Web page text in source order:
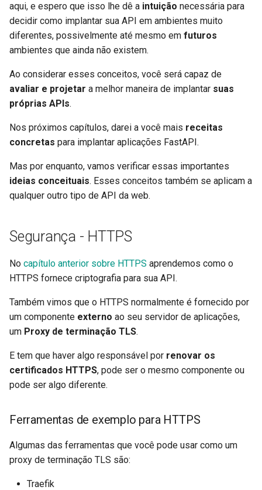
Modelos de Parâmetros do
Cabeçalho
Modelo de resposta - Tipo de
Modelos Adicionais
Código de status de resposta
Dados do formulário
Modelos de Formulários
Formulários e Arquivos da
Manipulação de erros
Configuração da Operação de
Rota
Codificador Compatível com
JSON
Corpo - Atualizações
Dependências
Segurança
Middleware
Atrás de um Proxy
Templates
WebSockets
Eventos de lifespan
Testando WebSockets
Testando eventos: lifespan e
inicialização - encerramento
Configurações e Variáveis de
Callbacks na OpenAPI
Webhooks OpenAPI
Adicionando WSGI - Flask,
Django, entre outros
Gerando SDKs
Tipos Avançados de Python
JSON com bytes em Base64
reiniciar automaticamente
Replicação - Processos e
Memória
Processos Múltiplos -
Trabalhadores
Portas
Memória por Processo
Memória do servidor
Exemplo
Exemplos de ferramentas e
estratégias de replicação
Etapas anteriores antes de
começar
Exemplos de estratégias de
Utilização de recursos
Recapitular
Middleware
OpenAPI
Encoders - jsonable_encoder
Static Files - StaticFiles
Templating - Jinja2Templates
Test Client - TestClient
aqui, e espero que isso lhe dê a intuição necessária para
decidir como implantar sua API em ambientes muito
diferentes, possivelmente até mesmo em futuros
ambientes que ainda não existem.
Ao considerar esses conceitos, você será capaz de
avaliar e projetar a melhor maneira de implantar suas
próprias APIs.
Nos próximos capítulos, darei a você mais receitas
concretas para implantar aplicações FastAPI.
Mas por enquanto, vamos verificar essas importantes
ideias conceituais. Esses conceitos também se aplicam a
qualquer outro tipo de API da web. 💡
Segurança - HTTPS
No capítulo anterior sobre HTTPS aprendemos como o
HTTPS fornece criptografia para sua API.
Também vimos que o HTTPS normalmente é fornecido por
um componente externo ao seu servidor de aplicações,
um Proxy de terminação TLS.
E tem que haver algo responsável por renovar os
certificados HTTPS, pode ser o mesmo componente ou
pode ser algo diferente.
Ferramentas de exemplo para HTTPS
Algumas das ferramentas que você pode usar como um
proxy de terminação TLS são:
Traefik